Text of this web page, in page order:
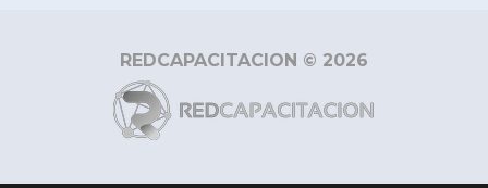
REDCAPACITACION © 2026